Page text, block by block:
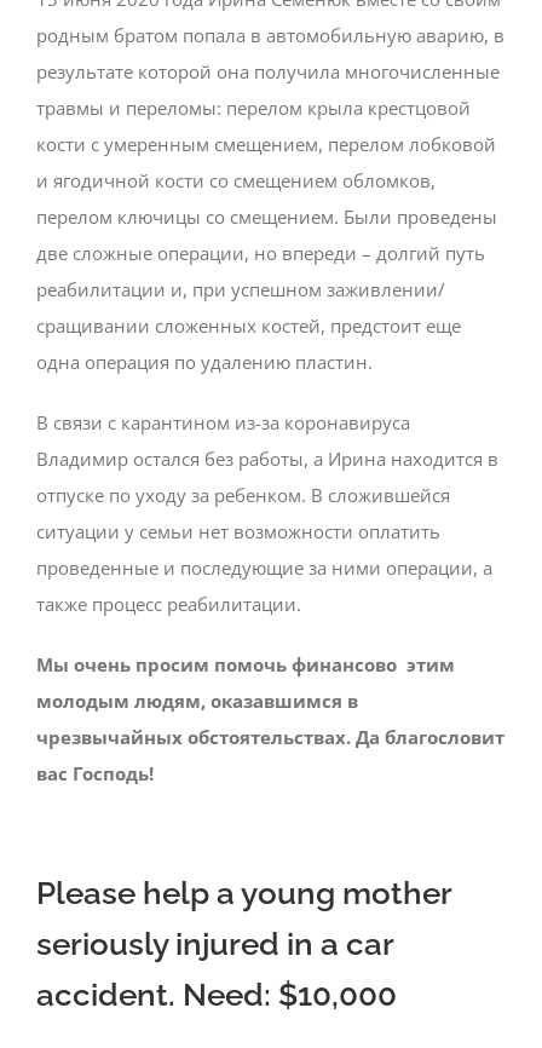
родным братом попала в автомобильную аварию, в
результате которой она получила многочисленные
травмы и переломы: перелом крыла крестцовой
кости с умеренным смещением, перелом лобковой
и ягодичной кости со смещением обломков,
перелом ключицы со смещением. Были проведены
две сложные операции, но впереди – долгий путь
реабилитации и, при успешном заживлении/
сращивании сложенных костей, предстоит еще
одна операция по удалению пластин.
В связи с карантином из-за коронавируса
Владимир остался без работы, а Ирина находится в
отпуске по уходу за ребенком. В сложившейся
ситуации у семьи нет возможности оплатить
проведенные и последующие за ними операции, а
также процесс реабилитации.
Мы очень просим помочь финансово этим
молодым людям, оказавшимся в
чрезвычайных обстоятельствах. Да благословит
вас Господь!
Please help a young mother
seriously injured in a car
accident. Need: $10,000